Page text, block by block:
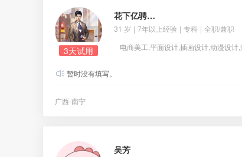
3天试用
花下亿骋非一城
31 岁 | 7年以上经验 | 专科 | 全职/兼职
电商美工,平面设计,插画设计,动漫设计,
暂时没有填写。
广西-南宁
吴芳